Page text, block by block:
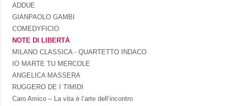
ADDUE
GIANPAOLO GAMBI
COMEDYFICIO
NOTE DI LIBERTÀ
MILANO CLASSICA - QUARTETTO INDACO
IO MARTE TU MERCOLE
ANGELICA MASSERA
RUGGERO DE I TIMIDI
Caro Amico – La vita è l’arte dell’incontro